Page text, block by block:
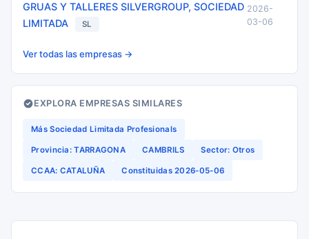
GRUAS Y TALLERES SILVERGROUP, SOCIEDAD
LIMITADA
SL
2026-
03-06
Ver todas las empresas →
EXPLORA EMPRESAS SIMILARES
Más Sociedad Limitada Profesionals
Provincia: TARRAGONA CAMBRILS Sector: Otros
CCAA: CATALUÑA Constituidas 2026-05-06